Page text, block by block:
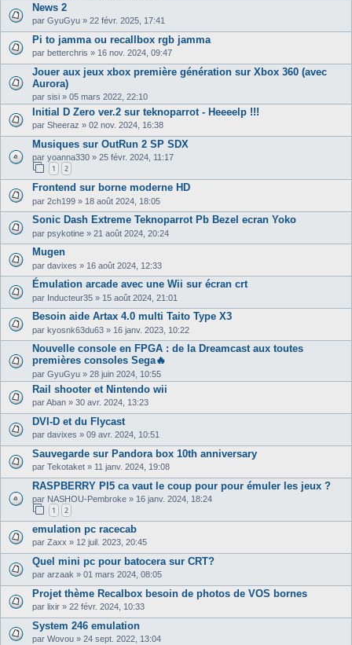
News 2
par GyuGyu » 22 févr. 2025, 17:41
Pi to jamma ou recallbox rgb jamma
par betterchris » 16 nov. 2024, 09:47
Jouer aux jeux xbox première génération sur Xbox 360 (avec
Aurora)
par sisi » 05 mars 2022, 22:10
Initial D Zero ver.2 sur teknoparrot - Heeeelp !!!
par Sheeraz » 02 nov. 2024, 16:38
Musiques sur OutRun 2 SP SDX
par yoanna330 » 25 févr. 2024, 11:17
1 2
Frontend sur borne moderne HD
par 2ch199 » 18 août 2024, 18:05
Sonic Dash Extreme Teknoparrot Pb Bezel ecran Yoko
par psykotine » 21 août 2024, 20:24
Mugen
par davixes » 16 août 2024, 12:33
Émulation arcade avec une Wii sur écran crt
par Inducteur35 » 15 août 2024, 21:01
Besoin aide Artax 4.0 multi Taito Type X3
par kyosnk63du63 » 16 janv. 2023, 10:22
Nouvelle console en FPGA : de la Dreamcast aux toutes
premières consoles Sega🔥
par GyuGyu » 28 juin 2024, 10:55
Rail shooter et Nintendo wii
parAban » 30 avr. 2024, 13:23
DVI-D et du Flycast
par davixes » 09 avr. 2024, 10:51
Sauvegarde sur Pandora box 10th anniversary
par Tekotaket » 11 janv. 2024, 19:08
RASPBERRY PI5 ca vaut le coup pour pour émuler les jeux ?
par NASHOU-Pembroke » 16 janv. 2024, 18:24
1 2
emulation pc racecab
par Zaxx » 12 juil. 2023, 20:45
Quel mini pc pour batocera sur CRT?
par arzaak » 01 mars 2024, 08:05
Projet thème Recalbox besoin de photos de VOS bornes
par lixir » 22 févr. 2024, 10:33
System 246 emulation
par Wovou » 24 sept. 2022, 13:04